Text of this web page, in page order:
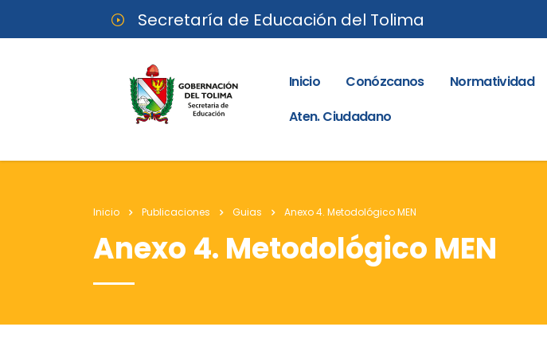
Secretaría de Educación del Tolima
Inicio Conózcanos Normatividad
Aten. Ciudadano
Inicio Publicaciones Guias Anexo 4. Metodológico MEN
Anexo 4. Metodológico MEN